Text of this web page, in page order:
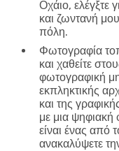
Οχάιο, ελέγξτε
και ζωντανή
πόλη.
Φωτογραφία
και χαθείτε
φωτογραφική
εκπληκτικής
και της
με μια
είναι ένας από
ανακαλύψετε